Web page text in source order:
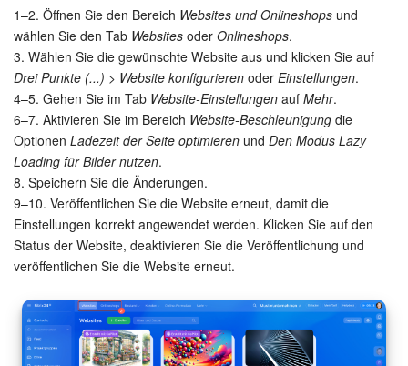
Vertriebsstelle
CRM-Analytik
BI-Builder
Automatisierung
Workflows
Mitarbeiter
Onlineshop
Websites
1–2. Öffnen Sie den Bereich Websites und Onlineshops und
wählen Sie den Tab Websites oder Onlineshops.
3. Wählen Sie die gewünschte Website aus und klicken Sie auf
Drei Punkte (...) > Website konfigurieren oder Einstellungen.
4–5. Gehen Sie im Tab Website-Einstellungen auf Mehr.
6–7. Aktivieren Sie im Bereich Website-Beschleunigung die
Optionen Ladezeit der Seite optimieren und Den Modus Lazy
Loading für Bilder nutzen.
8. Speichern Sie die Änderungen.
9–10. Veröffentlichen Sie die Website erneut, damit die
Einstellungen korrekt angewendet werden. Klicken Sie auf den
Status der Website, deaktivieren Sie die Veröffentlichung und
veröffentlichen Sie die Website erneut.